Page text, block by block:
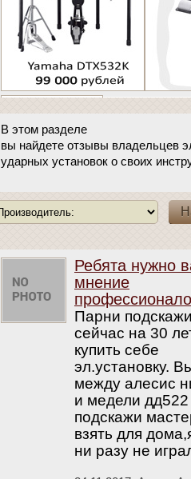
В этом разделе
вы найдете отзывы владельцев
ударных установок о своих
Ребята нужно
мнение
Парни
сейчас на 30
купить себе
эл.установку.
между алесис
и медели
подскажи
взять для
ни разу не